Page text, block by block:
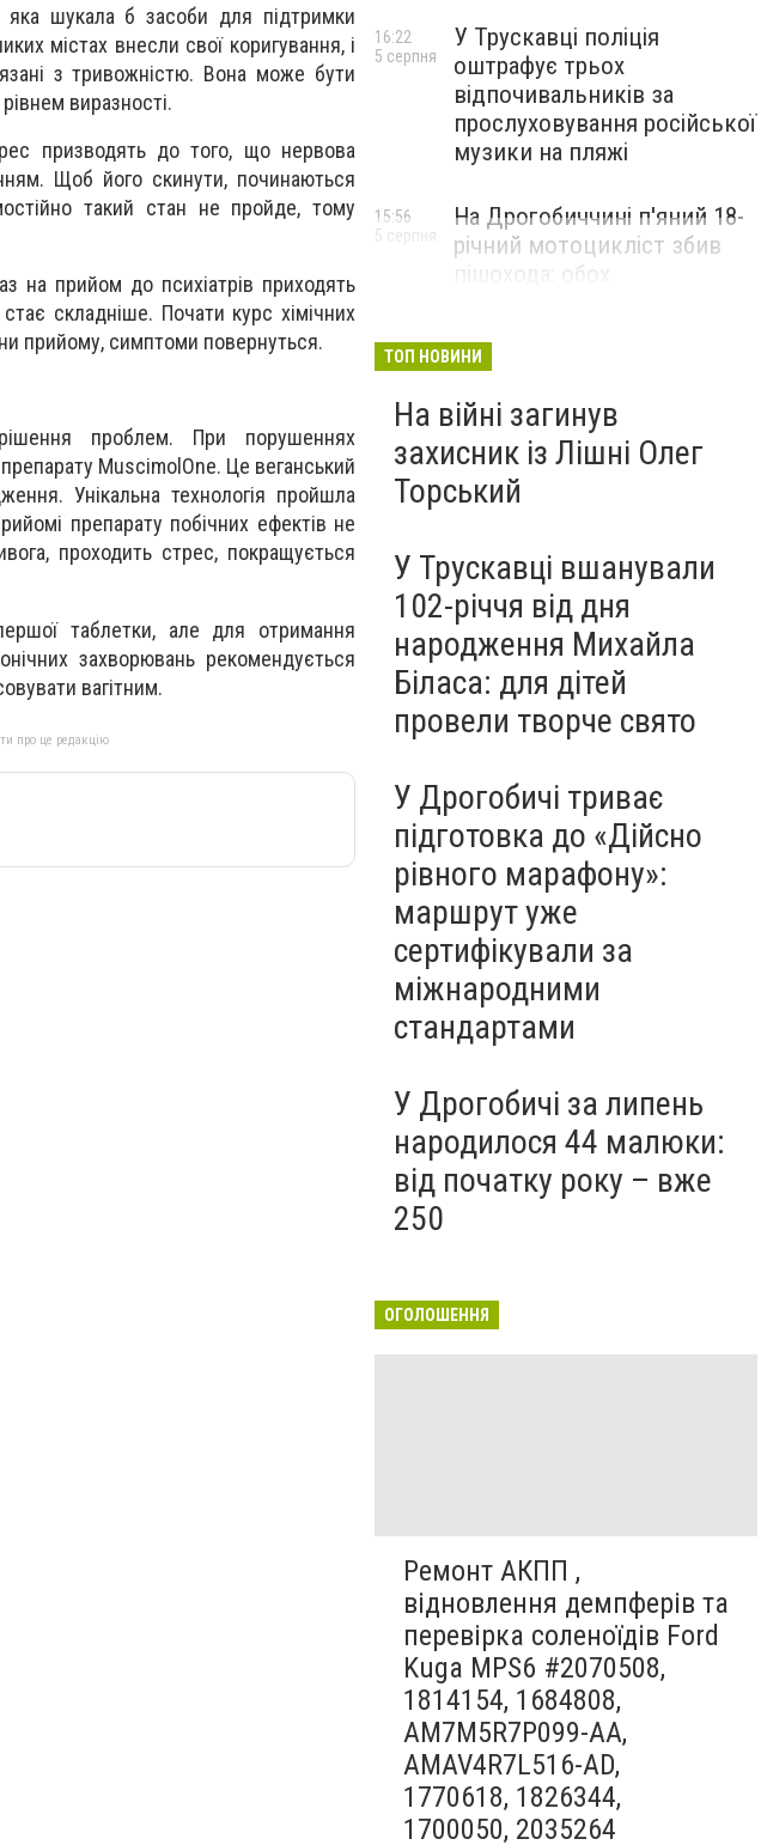
яка шукала б засоби для підтримки
містах внесли свої коригування, і
з тривожністю. Вона може бути
виразності.
призводять до того, що нервова
Щоб його скинути, починаються
такий стан не пройде, тому
на прийом до психіатрів приходять
складніше. Почати курс хімічних
прийому, симптоми повернуться.
проблем. При порушеннях
MuscimolOne. Це веганський
Унікальна технологія пройшла
препарату побічних ефектів не
проходить стрес, покращується
таблетки, але для отримання
захворювань рекомендується
вагітним.
про це редакцію
У Трускавці поліція
оштрафує трьох
відпочивальників за
прослуховування російської
музики на пляжі
16:22
5 серпня
На Дрогобиччині п'яний 18-
річний мотоцикліст збив
пішохода: обох
15:56
5 серпня
ТОП НОВИНИ
На війні загинув
захисник із Лішні Олег
Торський
У Трускавці вшанували
102-річчя від дня
народження Михайла
Біласа: для дітей
провели творче свято
У Дрогобичі триває
підготовка до «Дійсно
рівного марафону»:
маршрут уже
сертифікували за
міжнародними
стандартами
У Дрогобичі за липень
народилося 44 малюки:
від початку року – вже
250
ОГОЛОШЕННЯ
Ремонт АКПП ,
відновлення демпферів та
перевірка соленоїдів Ford
Kuga MPS6 #2070508,
1814154, 1684808,
AM7M5R7P099-AA,
AMAV4R7L516-AD,
1770618, 1826344,
1700050, 2035264